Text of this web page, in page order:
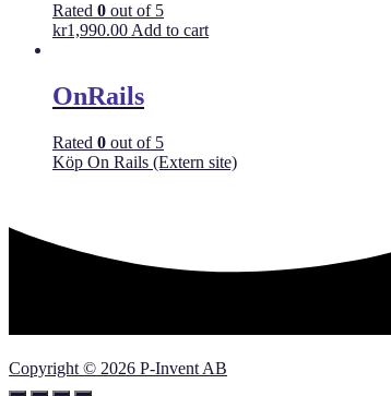
Rated 0 out of 5
kr1,990.00Add to cart
OnRails
Rated 0 out of 5
Köp On Rails (Extern site)
Copyright © 2026 P-Invent AB